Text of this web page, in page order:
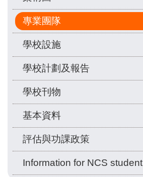
專業團隊
學校設施
學校計劃及報告
學校刊物
基本資料
評估與功課政策
Information for NCS student